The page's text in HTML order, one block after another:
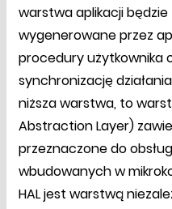
warstwa aplikacji
wygenerowane przez
procedury użytkownika
synchronizację
niższa warstwa, to
Abstraction Layer)
przeznaczone do
wbudowanych w
HAL jest warstwą